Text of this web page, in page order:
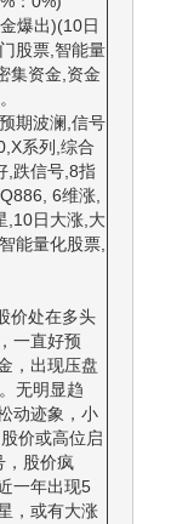
爆出)(10日
股票,智能量
集资金,资金
期波澜,信号
系列,综合
,跌信号,8指
6维涨,
,10日大涨,大
能量化股票,
价处在多头
一直好预
，出现压盘
无明显趋
动迹象，小
价或高位启
，股价疯
一年出现5
，或有大涨